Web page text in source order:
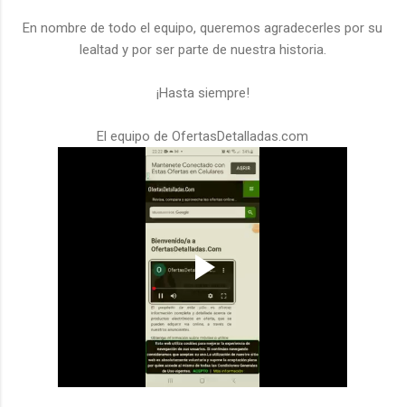
En nombre de todo el equipo, queremos agradecerles por su
lealtad y por ser parte de nuestra historia.
¡Hasta siempre!
El equipo de OfertasDetalladas.com